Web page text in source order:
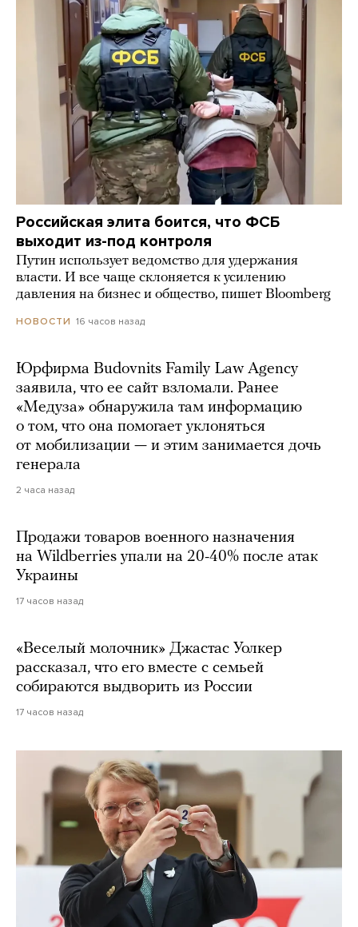
Российская элита боится, что ФСБ
выходит из-под контроля
Путин использует ведомство для удержания
власти. И все чаще склоняется к усилению
давления на бизнес и общество, пишет Bloomberg
НОВОСТИ 16 часов назад
Юрфирма Budovnits Family Law Agency
заявила, что ее сайт взломали. Ранее
«Медуза» обнаружила там информацию
о том, что она помогает уклоняться
от мобилизации — и этим занимается дочь
генерала
2 часа назад
Продажи товаров военного назначения
на Wildberries упали на 20-40% после атак
Украины
17 часов назад
«Веселый молочник» Джастас Уолкер
рассказал, что его вместе с семьей
собираются выдворить из России
17 часов назад